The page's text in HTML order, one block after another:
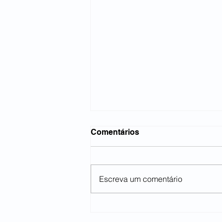
Comentários
Escreva um comentário